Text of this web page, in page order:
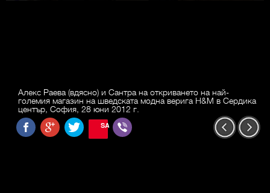
Алекс Раева (вдясно) и Сантра на откриването на най-
големия магазин на шведската модна верига H&M в Сердика
център, София, 28 юни 2012 г.
SAVE